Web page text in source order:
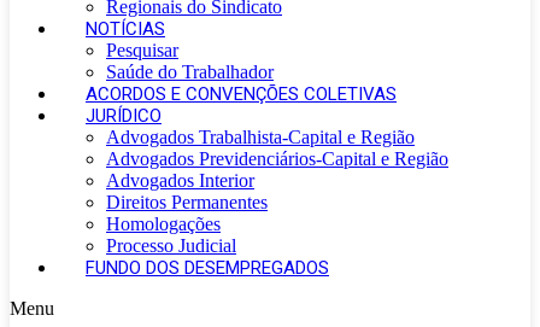
Regionais do Sindicato
NOTÍCIAS
Pesquisar
Saúde do Trabalhador
ACORDOS E CONVENÇÕES COLETIVAS
JURÍDICO
Advogados Trabalhista-Capital e Região
Advogados Previdenciários-Capital e Região
Advogados Interior
Direitos Permanentes
Homologações
Processo Judicial
FUNDO DOS DESEMPREGADOS
Menu